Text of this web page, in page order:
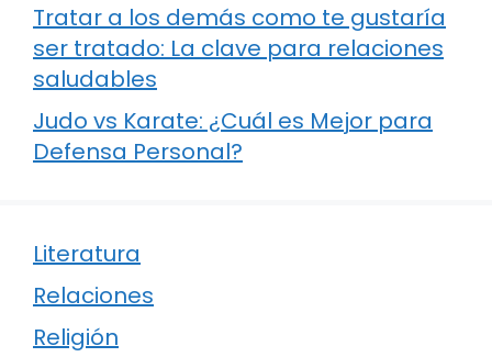
Tratar a los demás como te gustaría
ser tratado: La clave para relaciones
saludables
Judo vs Karate: ¿Cuál es Mejor para
Defensa Personal?
Literatura
Relaciones
Religión